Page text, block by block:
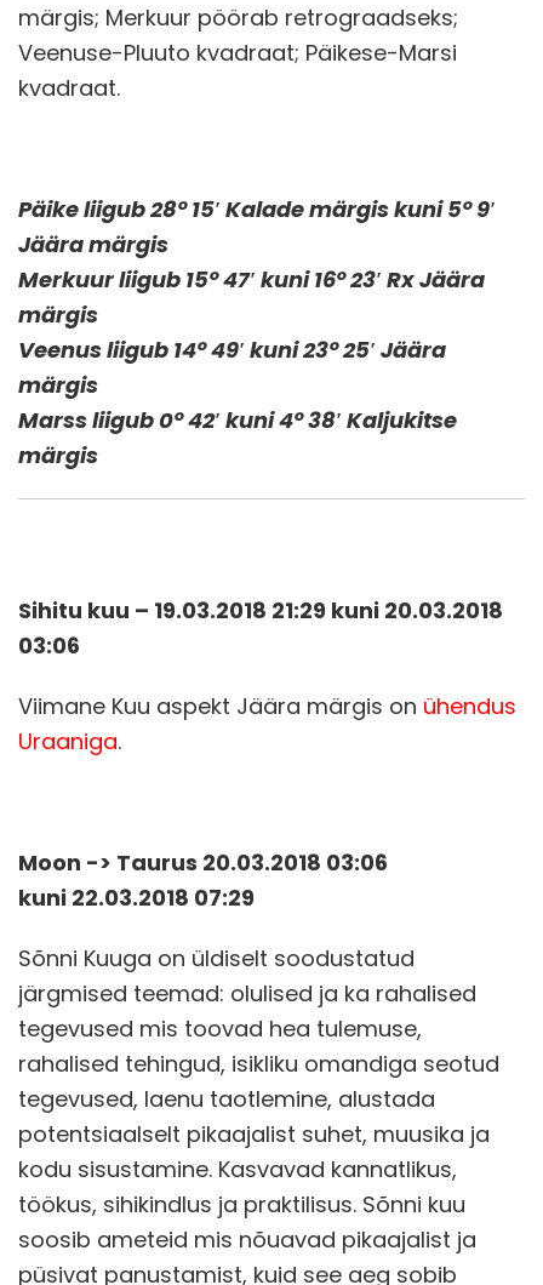
märgis; Merkuur pöörab retrograadseks;
Veenuse-Pluuto kvadraat; Päikese-Marsi
kvadraat.
Päike liigub 28° 15′ Kalade märgis kuni 5° 9′
Jäära märgis
Merkuur liigub 15° 47′ kuni 16° 23′ Rx Jäära
märgis
Veenus liigub 14° 49′ kuni 23° 25′ Jäära
märgis
Marss liigub 0° 42′ kuni 4° 38′ Kaljukitse
märgis
Sihitu kuu – 19.03.2018 21:29 kuni 20.03.2018
03:06
Viimane Kuu aspekt Jäära märgis on ühendus
Uraaniga.
Moon -> Taurus 20.03.2018 03:06
kuni 22.03.2018 07:29
Sõnni Kuuga on üldiselt soodustatud
järgmised teemad: olulised ja ka rahalised
tegevused mis toovad hea tulemuse,
rahalised tehingud, isikliku omandiga seotud
tegevused, laenu taotlemine, alustada
potentsiaalselt pikaajalist suhet, muusika ja
kodu sisustamine. Kasvavad kannatlikus,
töökus, sihikindlus ja praktilisus. Sõnni kuu
soosib ameteid mis nõuavad pikaajalist ja
püsivat panustamist, kuid see aeg sobib